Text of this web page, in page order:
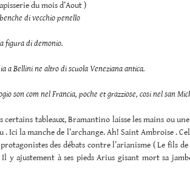
du mois d’Aout )
di vecchio penello
figura di demonio.
a Bellini ne altro di scuola Veneziana antica.
son com nel Francia, poche et grazziose, cosi nel san
certains tableaux, Bramantino laisse les mains ou une
. Ici la manche de l’archange. Ah! Saint Ambroise .
protagonistes des débats contre l’arianisme ( Le fils
Il y ajustement à ses pieds Arius gisant mort sa